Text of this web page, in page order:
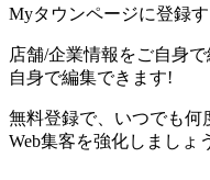
Myタウンページに登録す
店舗/企業情報をご自身
自身で編集できます!
無料登録で、いつでも何
Web集客を強化しましょ